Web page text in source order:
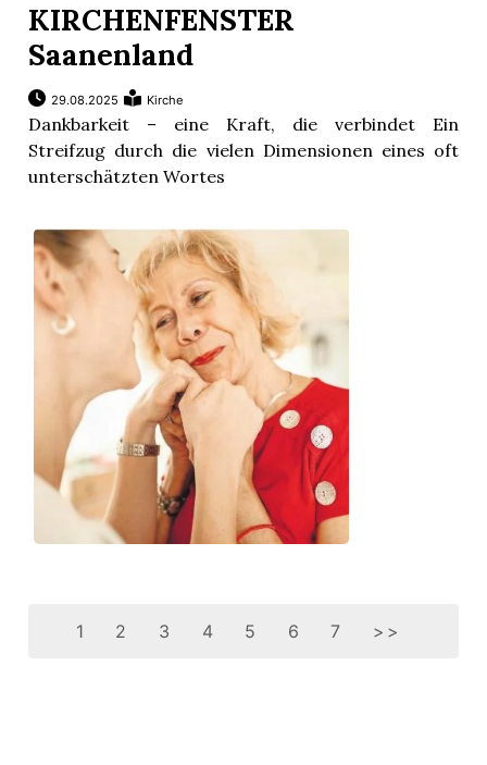
KIRCHENFENSTER
Saanenland
29.08.2025 Kirche
Dankbarkeit – eine Kraft, die verbindet Ein
Streifzug durch die vielen Dimensionen eines oft
unterschätzten Wortes
1 2 3 4 5 6 7 >>